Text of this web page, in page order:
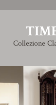
Collezione